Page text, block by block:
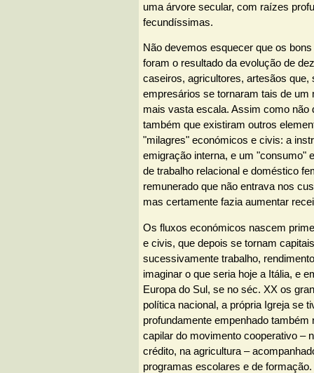
uma árvore secular, com raízes
fecundíssimas.
Não devemos esquecer que os
foram o resultado da evolução de
caseiros, agricultores, artesãos que,
empresários se tornaram tais de um
mais vasta escala. Assim como não
também que existiram outros
"milagres" económicos e civis: a
emigração interna, e um "consumo"
de trabalho relacional e doméstico
remunerado que não entrava nos
mas certamente fazia aumentar
Os fluxos económicos nascem
e civis, que depois se tornam
sucessivamente trabalho,
imaginar o que seria hoje a Itália, e
Europa do Sul, se no séc. XX os
política nacional, a própria Igreja se
profundamente empenhado também
capilar do movimento cooperativo –
crédito, na agricultura –
programas escolares e de